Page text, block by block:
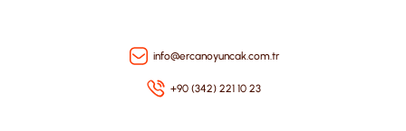
info@ercanoyuncak.com.tr
+90 (342) 221 10 23